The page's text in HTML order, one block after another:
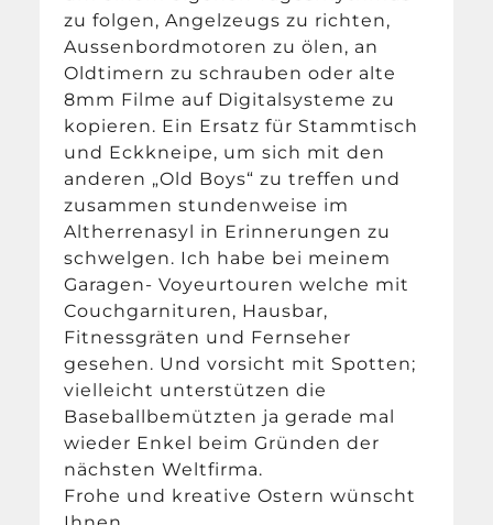
zu folgen, Angelzeugs zu richten,
Aussenbordmotoren zu ölen, an
Oldtimern zu schrauben oder alte
8mm Filme auf Digitalsysteme zu
kopieren. Ein Ersatz für Stammtisch
und Eckkneipe, um sich mit den
anderen „Old Boys“ zu treffen und
zusammen stundenweise im
Altherrenasyl in Erinnerungen zu
schwelgen. Ich habe bei meinem
Garagen- Voyeurtouren welche mit
Couchgarnituren, Hausbar,
Fitnessgräten und Fernseher
gesehen. Und vorsicht mit Spotten;
vielleicht unterstützen die
Baseballbemützten ja gerade mal
wieder Enkel beim Gründen der
nächsten Weltfirma.
Frohe und kreative Ostern wünscht